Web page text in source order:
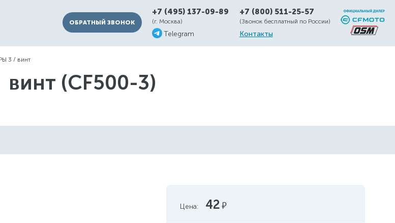
ОБРАТНЫЙ ЗВОНОК
+7 (495) 137-09-89
(г. Москва)
Telegram
+7 (800) 511-25-57
(Звонок бесплатный по России)
Контакты
3 / винт
винт (CF500-3)
Цена: 42руб.